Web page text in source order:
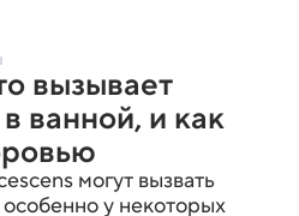
вызывает
ванной, и как
могут вызвать
у некоторых